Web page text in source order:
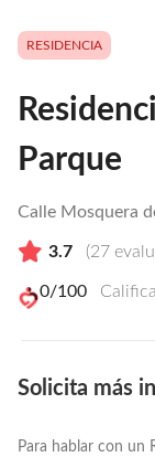
RESIDENCIA
Parque
Calle Mosquera
3.7 (27
0/100
Solicita más
Para hablar con un